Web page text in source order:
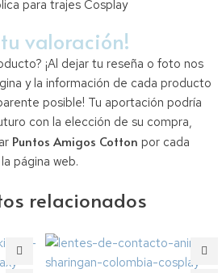
para trajes Cosplay
valoración!
¡Al dejar tu reseña o foto nos
y la información de cada producto
posible! Tu aportación podría
con la elección de su compra,
Puntos Amigos Cotton por cada
página web.
relacionados